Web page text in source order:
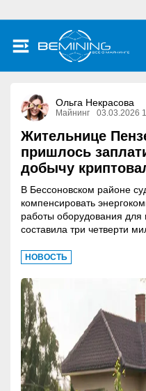
Ольга Некрасова
Майнинг 03.03.2026
Жительнице
пришлось
добычу
В Бессоновском районе
компенсировать
работы оборудования
составила три четверти
НОВОСТЬ